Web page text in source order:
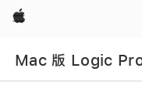
Apple
Mac 版 Logic Pro